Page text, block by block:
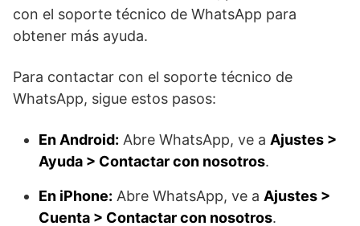
con el soporte técnico de WhatsApp para
obtener más ayuda.
Para contactar con el soporte técnico de
WhatsApp, sigue estos pasos:
En Android: Abre WhatsApp, ve a Ajustes >
Ayuda > Contactar con nosotros.
En iPhone: Abre WhatsApp, ve a Ajustes >
Cuenta > Contactar con nosotros.